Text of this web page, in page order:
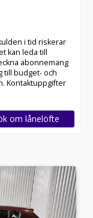
i tid riskerar
kan leda till
abonnemang
till budget- och
Kontaktuppgifter
om lånelöfte